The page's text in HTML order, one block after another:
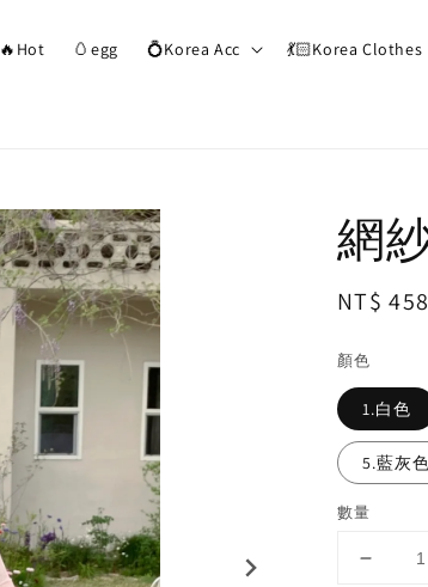
🔥Hot 🥚egg 💍Korea Acc 💃🏻Korea Clothes
網
Regular
NT$ 458
顏色
1.白色
5.藍灰色
數量